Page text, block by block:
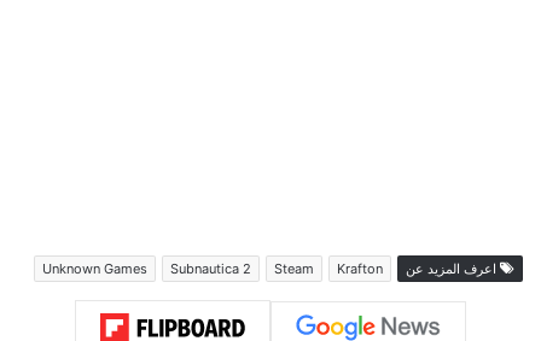
اعرف المزيد عن Krafton
Steam
Subnautica 2
Unknown Games